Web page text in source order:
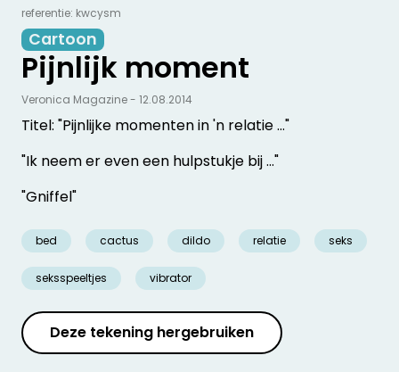
referentie: kwcysm
Cartoon
Pijnlijk moment
Titel: "Pijnlijke momenten in 'n relatie ..."
"Ik neem er even een hulpstukje bij ..."
"Gniffel"
bed cactus dildo relatie seks
seksspeeltjes vibrator
Veronica Magazine - 12.08.2014
Deze tekening hergebruiken